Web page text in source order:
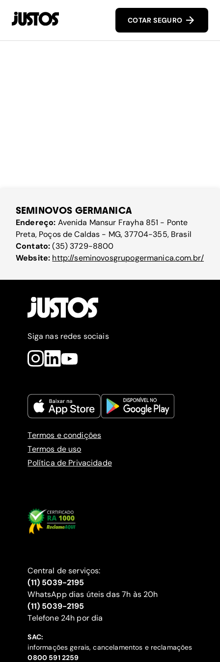
COTAR SEGURO
SEMINOVOS GERMANICA
Endereço: Avenida Mansur Frayha 851 - Ponte
Preta, Poços de Caldas - MG, 37704-355, Brasil
Contato:(35) 3729-8800
Website: http://seminovosgrupogermanica.com.br/
Siga nas redes sociais
Termos e condições
Termos de uso
Política de Privacidade
Central de serviços:
(11) 5039-2195
WhatsApp dias úteis das 7h às 20h
(11) 5039-2195
‍Telefone 24h por dia
SAC:
informações gerais, cancelamentos e reclamações
‍0800 591 2259